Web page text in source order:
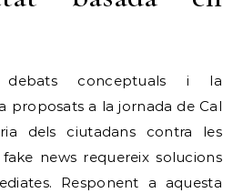
conceptuals i la
proposats a la jornada de Cal
dels ciutadans contra les
news requereix solucions
Responent a aquesta